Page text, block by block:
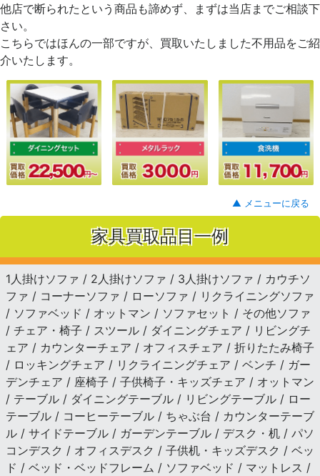
他店で断られたという商品も諦めず、まずは当店までご相談下
さい。
こちらではほんの一部ですが、買取いたしました不用品をご紹
介いたします。
▲ メニューに戻る
家具買取品目一例
1人掛けソファ / 2人掛けソファ / 3人掛けソファ / カウチソ
ファ / コーナーソファ / ローソファ / リクライニングソファ
/ ソファベッド / オットマン / ソファセット / その他ソファ
/ チェア・椅子 / スツール / ダイニングチェア / リビングチ
ェア / カウンターチェア / オフィスチェア / 折りたたみ椅子
/ ロッキングチェア / リクライニングチェア / ベンチ / ガー
デンチェア / 座椅子 / 子供椅子・キッズチェア / オットマン
/ テーブル / ダイニングテーブル / リビングテーブル / ロー
テーブル / コーヒーテーブル / ちゃぶ台 / カウンターテーブ
ル / サイドテーブル / ガーデンテーブル / デスク・机 / パソ
コンデスク / オフィスデスク / 子供机・キッズデスク / ベッ
ド / ベッド・ベッドフレーム / ソファベッド / マットレス /